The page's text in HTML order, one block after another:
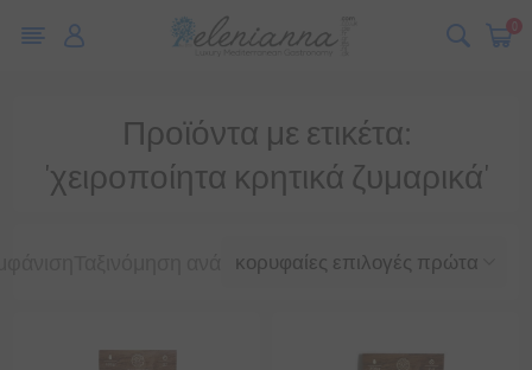
0
Προϊόντα με ετικέτα:
'χειροποίητα κρητικά ζυμαρικά'